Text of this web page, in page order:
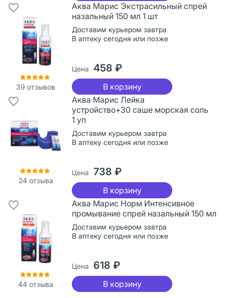
39 отзывов
Аква Марис Экстрасильный спрей
назальный 150 мл 1 шт
Доставим курьером завтра
В аптеку сегодня или позже
Цена 458 ₽
В корзину
24отзыва
Аква Марис Лейка
устройство+30 саше морская соль
1 уп
Доставим курьером завтра
В аптеку сегодня или позже
Цена 738 ₽
В корзину
44 отзыва
Аква Марис Норм Интенсивное
промывание спрей назальный 150 мл
Доставим курьером завтра
В аптеку сегодня или позже
Цена 618 ₽
В корзину